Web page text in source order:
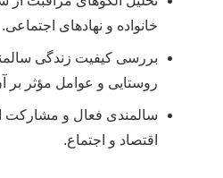
خانواده و نهادهای اجتماعی.
بررسی کیفیت زندگی
روستایی و عوامل مؤثر بر
سالمندی فعال و مشارکت
اقتصاد و اجتماع.